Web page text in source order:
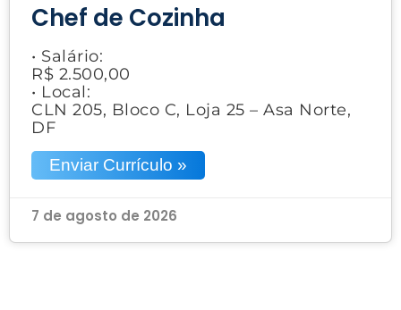
Chef de Cozinha
• Salário:
R$ 2.500,00
• Local:
CLN 205, Bloco C, Loja 25 – Asa Norte,
DF
Enviar Currículo »
7 de agosto de 2026